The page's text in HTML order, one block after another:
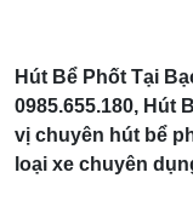
Hút Bể Phốt Tại
0985.655.180, Hút
vị chuyên hút bể
loại xe chuyên